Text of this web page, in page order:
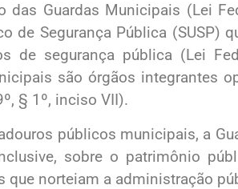
das Guardas Municipais (Lei
de Segurança Pública (SUSP)
de segurança pública (Lei
são órgãos integrantes
§ 1º, inciso VII).
públicos municipais, a
sobre o patrimônio
que norteiam a administração